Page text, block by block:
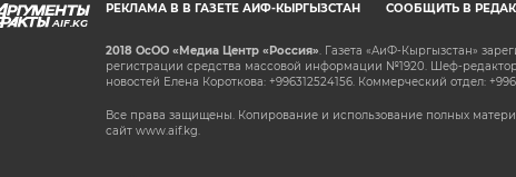
AIF.KG
РЕКЛАМА В В ГАЗЕТЕ АИФ-КЫРГЫЗСТАН СООБЩИТЬ В
2018 ОсОО «Медиа Центр «Россия». Газета «АиФ-Кыргызстан»
регистрации средства массовой информации №1920. Шеф-
новостей Елена Короткова: +996312524156. Коммерческий отдел:
Все права защищены. Копирование и использование полных
сайт www.aif.kg.